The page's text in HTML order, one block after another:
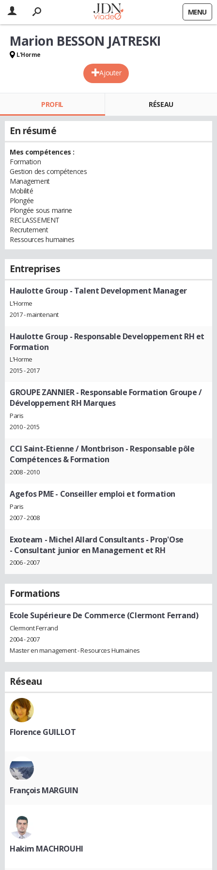
MENU
Ajouter
Marion BESSON JATRESKI
L'Horme
PROFIL RÉSEAU
En résumé
Mes compétences :
Formation
Gestion des compétences
Management
Mobilité
Plongée
Plongée sous marine
RECLASSEMENT
Recrutement
Ressources humaines
Entreprises
Haulotte Group - Talent Development Manager
L'Horme
2017 - maintenant
Haulotte Group - Responsable Developpement RH et
Formation
L'Horme
2015 - 2017
GROUPE ZANNIER- Responsable Formation Groupe /
Développement RH Marques
Paris
2010 - 2015
CCI Saint-Etienne / Montbrison - Responsable pôle
Compétences & Formation
2008 - 2010
Agefos PME- Conseiller emploi et formation
Paris
2007 - 2008
Exoteam - Michel Allard Consultants - Prop'Ose
- Consultant junior en Management et RH
2006 - 2007
Formations
Ecole Supérieure De Commerce (Clermont Ferrand)
Clermont Ferrand
2004 - 2007
Master en management - Resources Humaines
Réseau
Florence GUILLOT
François MARGUIN
Hakim MACHROUHI